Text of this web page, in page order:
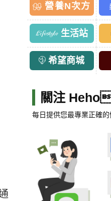
營養N次方
生活站
希望商城
關注
每日提供您最專業正確的